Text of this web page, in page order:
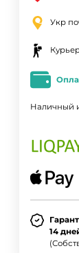
Укр
Наличный
14